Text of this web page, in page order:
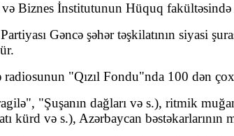
Biznes İnstitutunun Hüquq
Gəncə şəhər təşkilatının siyasi
"Qızıl Fondu"nda 100 dən
"Şuşanın dağları və s.), ritmik
kürd və s.), Azərbaycan